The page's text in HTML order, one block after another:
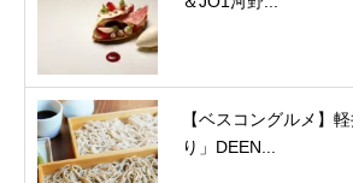
【ベスコングルメ】
り」DEEN...